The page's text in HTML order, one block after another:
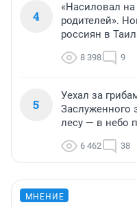
4
«Насиловал на
родителей».
россиян в
8 398 9
5
Уехал за
Заслуженного
лесу — в небо
6 462 38
МНЕНИЕ